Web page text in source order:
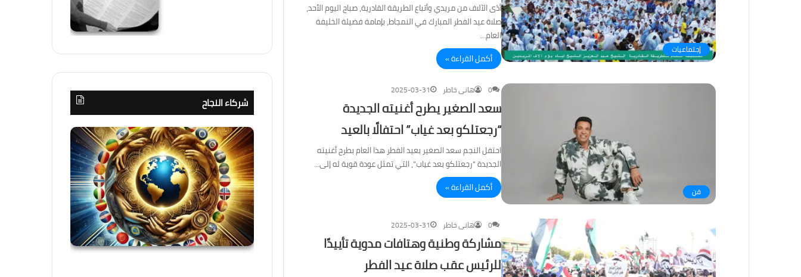
إجتماعيات
أدّى الآلاف من مريدي وأتباع الطريقة القادرية، صباح اليوم الأحد،
صلاة عيد الفطر المبارك في النمجاط، بإمامة فضيلة الخليفة
العام…
أكمل القراءة »
فن
هانى خاطر 2025-03-31 0
سعد الصغير يطرح أغنيته الجديدة
“رجعتلكو بعد غياب” احتفالًا بالعيد
احتفل النجم سعد الصغير بعيد الفطر هذا العام بطرح أغنيته
الجديدة “رجعتلكو بعد غياب”، التي تمثل عودة قوية له إلى…
أكمل القراءة »
هانى خاطر 2025-03-31 0
مشاركة وطنية وهتافات مدوية تأييدًا
للرئيس عقب صلاة عيد الفطر
شركاء النجاح